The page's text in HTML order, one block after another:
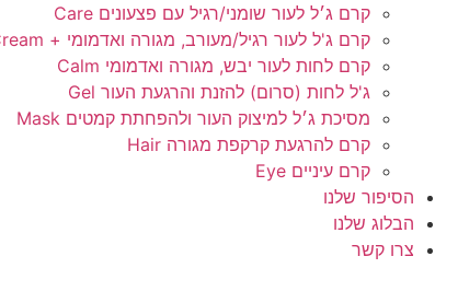
קרם ג׳ל לעור שומני/רגיל עם פצעונים Care
קרם ג'ל לעור רגיל/מעורב, מגורה ואדמומי + Cream
קרם לחות לעור יבש, מגורה ואדמומי Calm
ג'ל לחות (סרום) להזנת והרגעת העור Gel
מסיכת ג׳ל למיצוק העור ולהפחתת קמטים Mask
קרם להרגעת קרקפת מגורה Hair
קרם עיניים Eye
הסיפור שלנו
הבלוג שלנו
צרו קשר